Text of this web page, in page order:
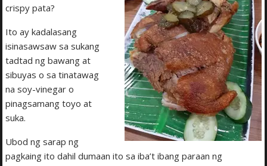
crispy pata?
Ito ay kadalasang
isinasawsaw sa sukang
tadtad ng bawang at
sibuyas o sa tinatawag
na soy-vinegar o
pinagsamang toyo at
suka.
Ubod ng sarap ng
pagkaing ito dahil dumaan ito sa iba’t ibang paraan ng